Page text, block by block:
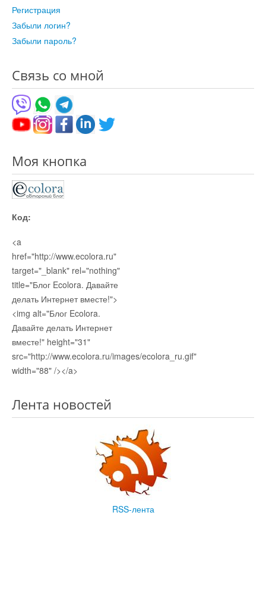
Регистрация
Забыли логин?
Забыли пароль?
Связь со мной
Моя кнопка
Код:
<a
href="http://www.ecolora.ru"
target="_blank" rel="nothing"
title="Блог Ecolora. Давайте
делать Интернет вместе!">
<img alt="Блог Ecolora.
Давайте делать Интернет
вместе!" height="31"
src="http://www.ecolora.ru/images/ecolora_ru.gif"
width="88" /></a>
Лента новостей
RSS-лента